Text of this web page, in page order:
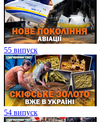
55 випуск
54 випуск